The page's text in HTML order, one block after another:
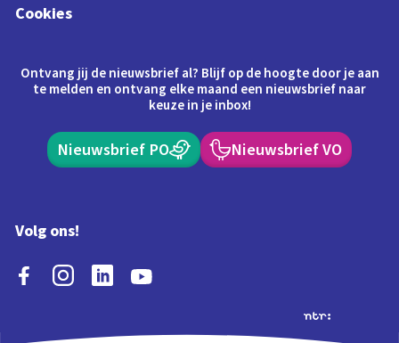
Cookies
Ontvang jij de nieuwsbrief al? Blijf op de hoogte door je aan
te melden en ontvang elke maand een nieuwsbrief naar
keuze in je inbox!
Nieuwsbrief PO Nieuwsbrief VO
Volg ons!